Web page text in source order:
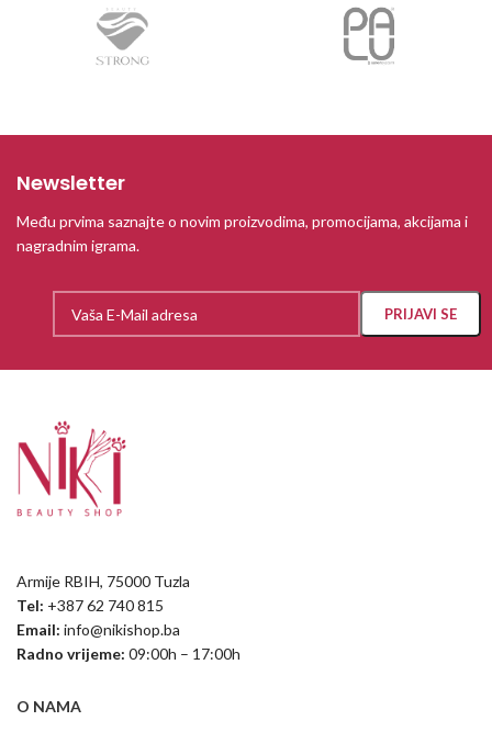
Newsletter
Među prvima saznajte o novim proizvodima, promocijama, akcijama i
nagradnim igrama.
Armije RBIH, 75000 Tuzla
Tel: +387 62 740 815
Email: info@nikishop.ba
Radno vrijeme: 09:00h – 17:00h
O NAMA